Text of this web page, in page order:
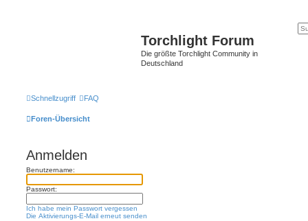
Torchlight Forum
Die größte Torchlight Community in
Deutschland
Schnellzugriff FAQ
Foren-Übersicht
Anmelden
Benutzername:
Passwort:
Ich habe mein Passwort vergessen
Die Aktivierungs-E-Mail erneut senden